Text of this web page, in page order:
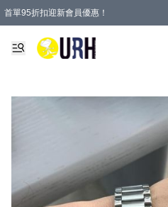
首單95折扣迎新會員優惠！
特選會員可享全單低至 95 折優惠！
單一訂單滿HKD600(澳門HKD800)包郵寄